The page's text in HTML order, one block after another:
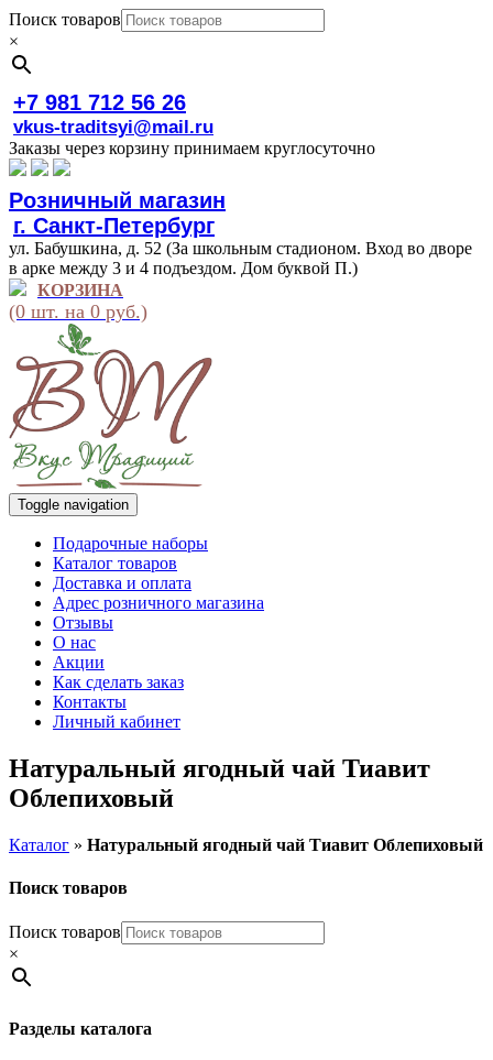
Поиск товаров
×
+7 981 712 56 26
vkus-traditsyi@mail.ru
Заказы через корзину принимаем круглосуточно
Розничный магазин
г. Санкт-Петербург
ул. Бабушкина, д. 52 (За школьным стадионом. Вход во дворе
в арке между 3 и 4 подъездом. Дом буквой П.)
КОРЗИНА
(0 шт. на 0 руб.)
Toggle navigation
Подарочные наборы
Каталог товаров
Доставка и оплата
Адрес розничного магазина
Отзывы
О нас
Акции
Как сделать заказ
Контакты
Личный кабинет
Натуральный ягодный чай Тиавит
Облепиховый
Каталог » Натуральный ягодный чай Тиавит Облепиховый
Поиск товаров
Поиск товаров
×
Разделы каталога